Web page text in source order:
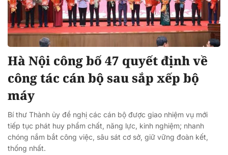
Hà Nội công bố 47 quyết định về
công tác cán bộ sau sắp xếp bộ
máy
Bí thư Thành ủy đề nghị các cán bộ được giao nhiệm vụ mới
tiếp tục phát huy phẩm chất, năng lực, kinh nghiệm; nhanh
chóng nắm bắt công việc, sâu sát cơ sở, giữ vững đoàn kết,
thống nhất.